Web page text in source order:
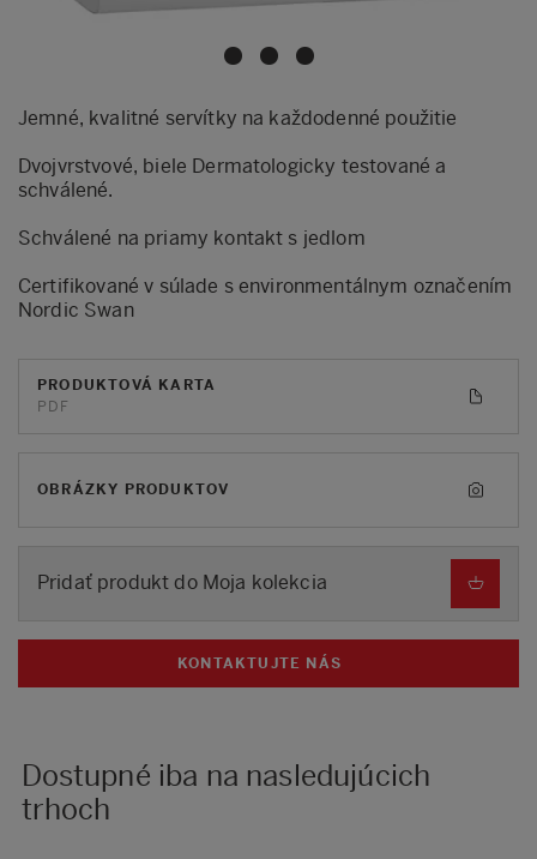
Jemné, kvalitné servítky na každodenné použitie
Dvojvrstvové, biele Dermatologicky testované a
schválené.
Schválené na priamy kontakt s jedlom
Certifikované v súlade s environmentálnym označením
Nordic Swan
PRODUKTOVÁ KARTA
PDF
OBRÁZKY PRODUKTOV
Pridať produkt do Moja kolekcia
KONTAKTUJTE NÁS
Dostupné iba na nasledujúcich
trhoch